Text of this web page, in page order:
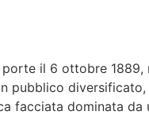
il 6 ottobre
pubblico
facciata dominata